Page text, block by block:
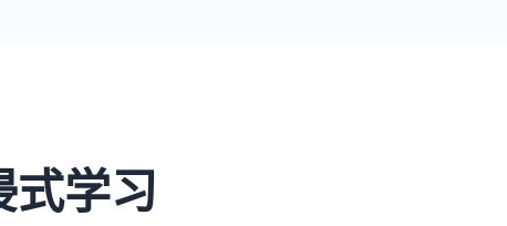
式学习